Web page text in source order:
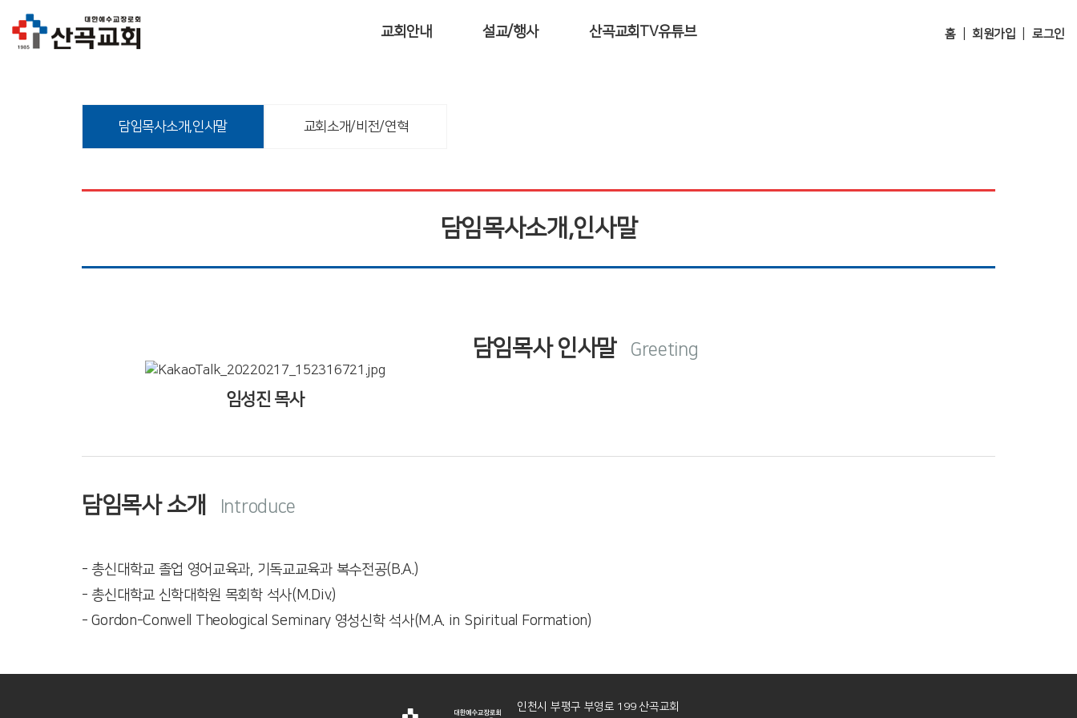
교회안내 설교/행사 산곡교회TV유튜브 홈 회원가입 로그인
담임목사소개,인사말 교회소개/비전/연혁
담임목사소개,인사말
임성진 목사
담임목사 인사말 Greeting
담임목사 소개 Introduce
- 총신대학교 졸업 영어교육과, 기독교교육과 복수전공(B.A.)
- 총신대학교 신학대학원 목회학 석사(M.Div.)
- Gordon-Conwell Theological Seminary 영성신학 석사(M.A. in Spiritual Formation)
인천시 부평구 부영로 199 산곡교회